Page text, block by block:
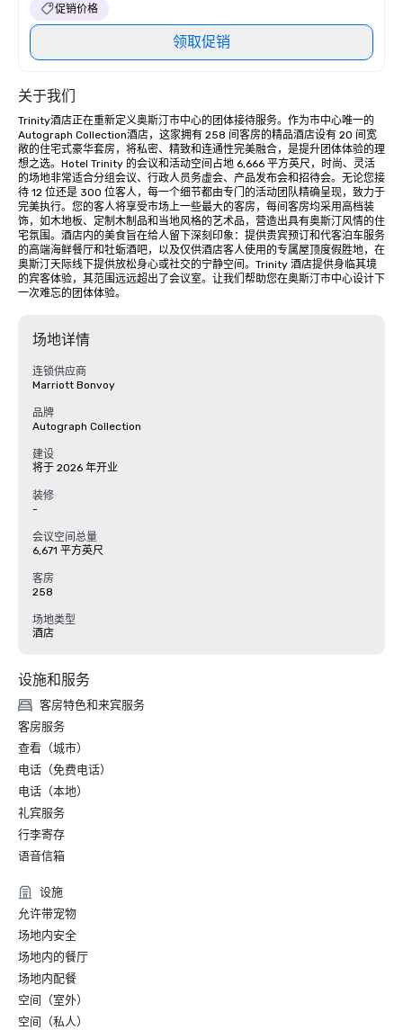
促销价格
领取促销
关于我们
Trinity酒店正在重新定义奥斯汀市中心的团体接待服务。作为市中心唯一的
Autograph Collection酒店，这家拥有 258 间客房的精品酒店设有 20 间宽
敞的住宅式豪华套房，将私密、精致和连通性完美融合，是提升团体体验的理
想之选。Hotel Trinity 的会议和活动空间占地 6,666 平方英尺，时尚、灵活
的场地非常适合分组会议、行政人员务虚会、产品发布会和招待会。无论您接
待 12 位还是 300 位客人，每一个细节都由专门的活动团队精确呈现，致力于
完美执行。您的客人将享受市场上一些最大的客房，每间客房均采用高档装
饰，如木地板、定制木制品和当地风格的艺术品，营造出具有奥斯汀风情的住
宅氛围。酒店内的美食旨在给人留下深刻印象：提供贵宾预订和代客泊车服务
的高端海鲜餐厅和牡蛎酒吧，以及仅供酒店客人使用的专属屋顶度假胜地，在
奥斯汀天际线下提供放松身心或社交的宁静空间。Trinity 酒店提供身临其境
的宾客体验，其范围远远超出了会议室。让我们帮助您在奥斯汀市中心设计下
一次难忘的团体体验。
场地详情
连锁供应商
Marriott Bonvoy
品牌
Autograph Collection
建设
将于 2026 年开业
装修
-
会议空间总量
6,671 平方英尺
客房
258
场地类型
酒店
设施和服务
客房特色和来宾服务
客房服务
查看（城市）
电话（免费电话）
电话（本地）
礼宾服务
行李寄存
语音信箱
设施
允许带宠物
场地内安全
场地内的餐厅
场地内配餐
空间（室外）
空间（私人）